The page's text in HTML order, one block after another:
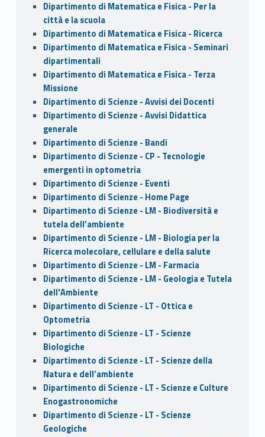
Dipartimento di Matematica e Fisica - Per la
città e la scuola
Dipartimento di Matematica e Fisica - Ricerca
Dipartimento di Matematica e Fisica - Seminari
dipartimentali
Dipartimento di Matematica e Fisica - Terza
Missione
Dipartimento di Scienze - Avvisi dei Docenti
Dipartimento di Scienze - Avvisi Didattica
generale
Dipartimento di Scienze - Bandi
Dipartimento di Scienze - CP - Tecnologie
emergenti in optometria
Dipartimento di Scienze - Eventi
Dipartimento di Scienze - Home Page
Dipartimento di Scienze - LM - Biodiversità e
tutela dell’ambiente
Dipartimento di Scienze - LM - Biologia per la
Ricerca molecolare, cellulare e della salute
Dipartimento di Scienze - LM - Farmacia
Dipartimento di Scienze - LM - Geologia e Tutela
dell'Ambiente
Dipartimento di Scienze - LT - Ottica e
Optometria
Dipartimento di Scienze - LT - Scienze
Biologiche
Dipartimento di Scienze - LT - Scienze della
Natura e dell’ambiente
Dipartimento di Scienze - LT - Scienze e Culture
Enogastronomiche
Dipartimento di Scienze - LT - Scienze
Geologiche